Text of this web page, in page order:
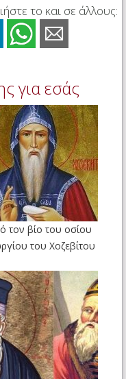
το και σε άλλους:
για εσάς
τον βίο του οσίου
του Χοζεβίτου